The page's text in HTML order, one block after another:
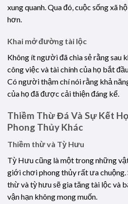
xung quanh. Qua đó, cuộc sống xã
hơn.
Khai mở đường tài lộc
Không ít người đã chia sẻ rằng sau
công việc và tài chính của họ bắt
Có người thậm chí nói rằng khả
của họ đã được cải thiện đáng kể.
Thiềm Thừ Đá Và Sự Kết
Phong Thủy Khác
Thiềm thừ và Tỳ Hưu
Tỳ Hưu cũng là một trong những
giới chơi phong thủy rất ưa
thừ và tỳ hưu sẽ gia tăng tài lộc và
vận hạn không mong muốn.